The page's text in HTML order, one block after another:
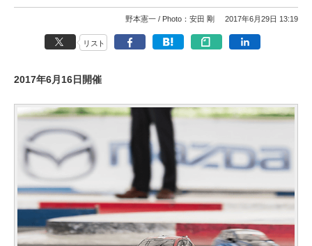
野本憲一 Photo：安田 剛 2017年6月29日 13:19
リスト
2017年6月16日開催